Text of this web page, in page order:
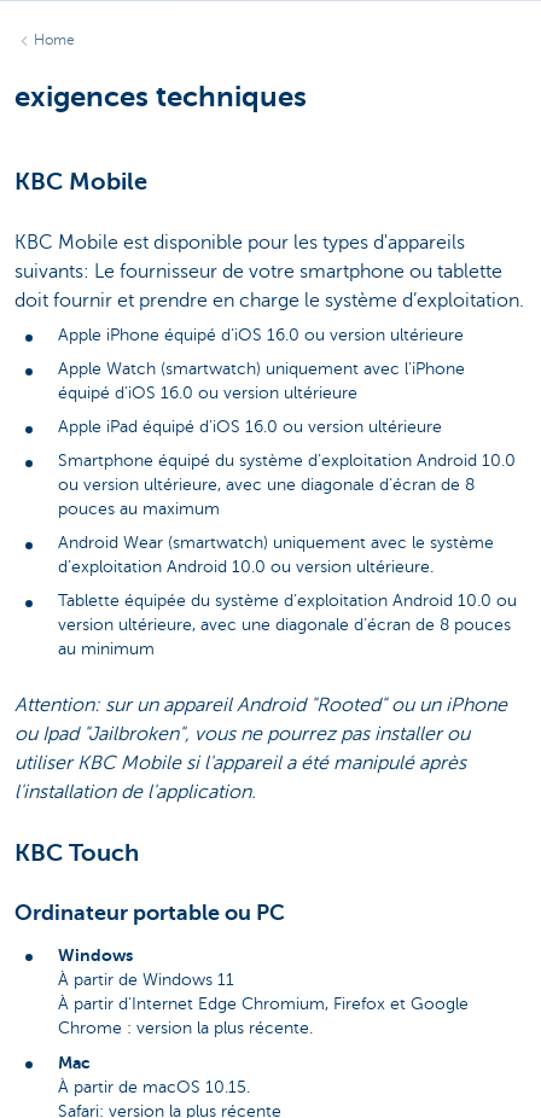
Home
exigences techniques
KBC Mobile
KBC Mobile est disponible pour les types d'appareils
suivants: Le fournisseur de votre smartphone ou tablette
doit fournir et prendre en charge le système d’exploitation.
Apple iPhone équipé d’iOS 16.0 ou version ultérieure
Apple Watch (smartwatch) uniquement avec l’iPhone
équipé d’iOS 16.0 ou version ultérieure
Apple iPad équipé d’iOS 16.0 ou version ultérieure
Smartphone équipé du système d’exploitation Android 10.0
ou version ultérieure, avec une diagonale d’écran de 8
pouces au maximum
Android Wear (smartwatch) uniquement avec le système
d’exploitation Android 10.0 ou version ultérieure.
Tablette équipée du système d’exploitation Android 10.0 ou
version ultérieure, avec une diagonale d’écran de 8 pouces
au minimum
Attention: sur un appareil Android "Rooted" ou un iPhone
ou Ipad "Jailbroken", vous ne pourrez pas installer ou
utiliser KBC Mobile si l'appareil a été manipulé après
l'installation de l'application.
KBC Touch
Ordinateur portable ou PC
Windows
À partir de Windows 11
À partir d'Internet Edge Chromium, Firefox et Google
Chrome : version la plus récente.
Mac
À partir de macOS 10.15.
Safari: version la plus récente